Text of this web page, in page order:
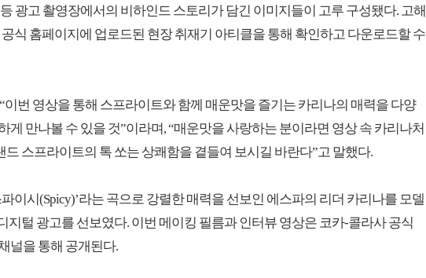
광고 촬영장에서의 비하인드 스토리가 담긴 이미지들이 고루 구성됐다. 고해
식 홈페이지에 업로드된 현장 취재기 아티클을 통해 확인하고 다운로드할 수
이번 영상을 통해 스프라이트와 함께 매운맛을 즐기는 카리나의 매력을 다양
게 만나볼 수 있을 것”이라며, “매운맛을 사랑하는 분이라면 영상 속 카리나처
드 스프라이트의 톡 쏘는 상쾌함을 곁들여 보시길 바란다”고 말했다.
이시(Spicy)’라는 곡으로 강렬한 매력을 선보인 에스파의 리더 카리나를 모델
지털 광고를 선보였다. 이번 메이킹 필름과 인터뷰 영상은 코카-콜라사 공식
널을 통해 공개된다.